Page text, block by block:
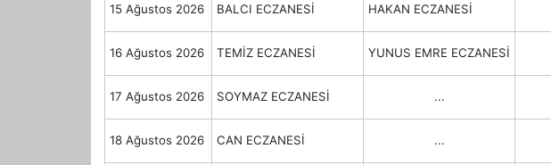
15 Ağustos 2026 BALCI ECZANESİ HAKAN ECZANESİ
16 Ağustos 2026 TEMİZ ECZANESİ YUNUS EMRE ECZANESİ
17 Ağustos 2026 SOYMAZ ECZANESİ ...
18 Ağustos 2026 CAN ECZANESİ ...